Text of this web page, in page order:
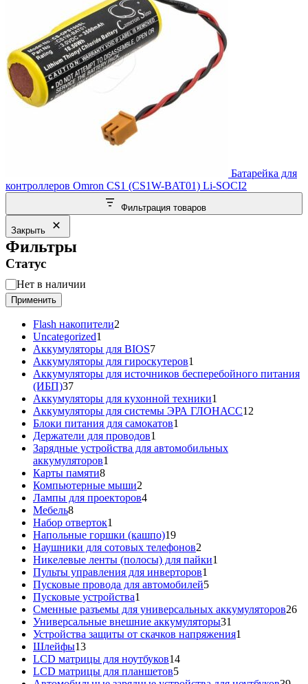
Батарейка для
контроллеров Omron CS1 (CS1W-BAT01) Li-SOCI2
Фильтрация товаров
Закрыть
Фильтры
Статус
Статус
Нет в наличии
Применить
Flash накопители2
Uncategorized1
товар
Аккумуляторы для BIOS77
товаров
Аккумуляторы для гироскутеров1
товар
Аккумуляторы для источников бесперебойного питания
(ИБП)3737
товаров
Аккумуляторы для кухонной техники1
товар
Аккумуляторы для системы ЭРА ГЛОНАСС12
Блоки питания для самокатов1
Держатели для проводов1
товар
Зарядные устройства для автомобильных
аккумуляторов1
Карты памяти88
товаров
Компьютерные мыши2
товара
Лампы для проекторов44
Мебель88
товаров
Набор отверток1
товар
Напольные горшки (кашпо)1919
товаров
Наушники для сотовых телефонов2
товара
Никелевые ленты (полосы) для пайки1
Пульты управления для инверторов1
товар
Пусковые провода для автомобилей55
Пусковые устройства1
товар
Сменные разъемы для универсальных аккумуляторов2626
Универсальные внешние аккумуляторы31
товар
Устройства защиты от скачков напряжения1
Шлейфы1313
товаров
LCD матрицы для ноутбуков1414
LCD матрицы для планшетов55